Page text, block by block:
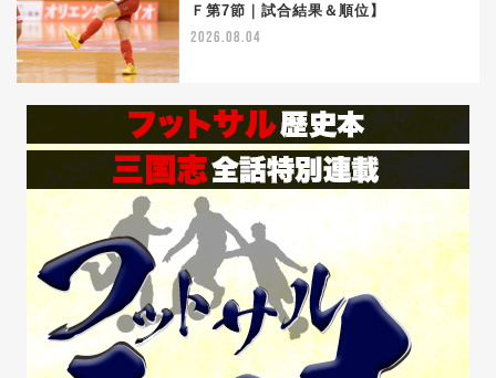
Ｆ第7節｜試合結果＆順位】
2026.08.04